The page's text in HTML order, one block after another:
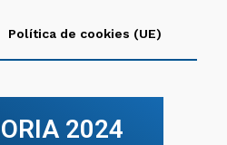
Política de cookies (UE)
2024